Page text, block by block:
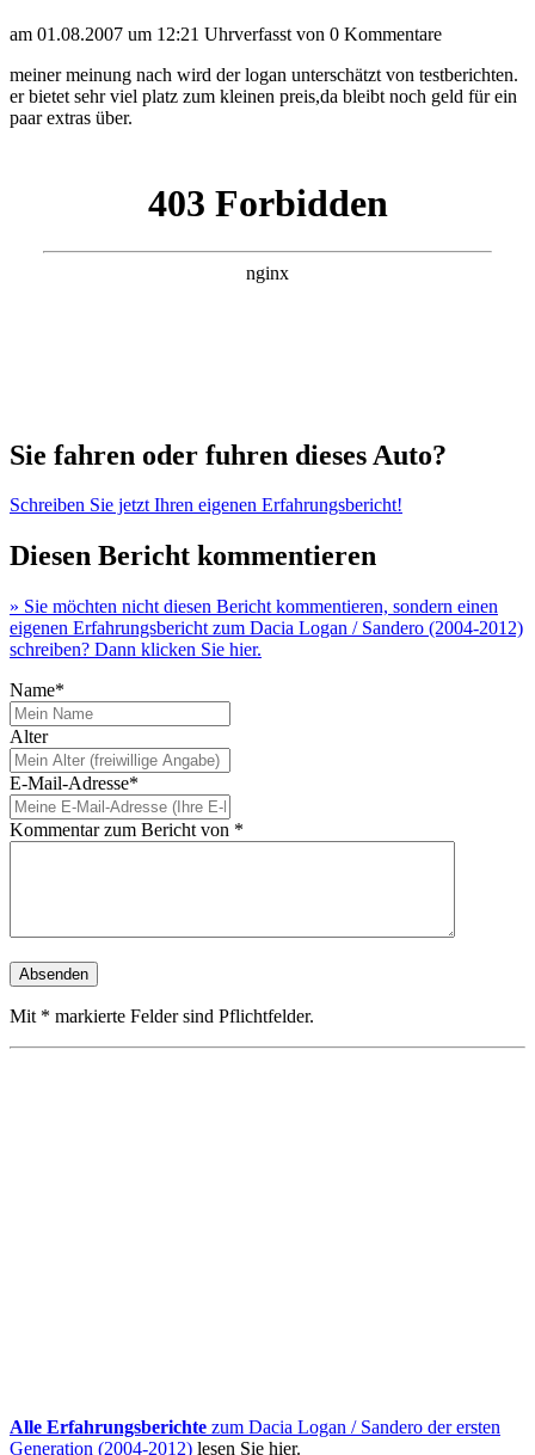
am 01.08.2007 um 12:21 Uhrverfasst von 0 Kommentare
meiner meinung nach wird der logan unterschätzt von testberichten.
er bietet sehr viel platz zum kleinen preis,da bleibt noch geld für ein
paar extras über.
Sie fahren oder fuhren dieses Auto?
Schreiben Sie jetzt Ihren eigenen Erfahrungsbericht!
Diesen Bericht kommentieren
» Sie möchten nicht diesen Bericht kommentieren, sondern einen
eigenen Erfahrungsbericht zum Dacia Logan / Sandero (2004-2012)
schreiben? Dann klicken Sie hier.
Name*
Alter
E-Mail-Adresse*
Kommentar zum Bericht von *
Mit * markierte Felder sind Pflichtfelder.
Alle Erfahrungsberichte zum Dacia Logan / Sandero der ersten
Generation (2004-2012) lesen Sie hier.